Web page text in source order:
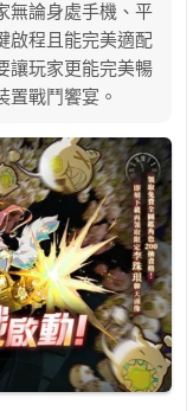
無論身處手機、平
啟程且能完美適配
讓玩家更能完美暢
置戰鬥饗宴。